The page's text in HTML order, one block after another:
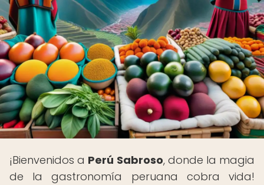
¡Bienvenidos a Perú Sabroso, donde la magia
de la gastronomía peruana cobra vida!